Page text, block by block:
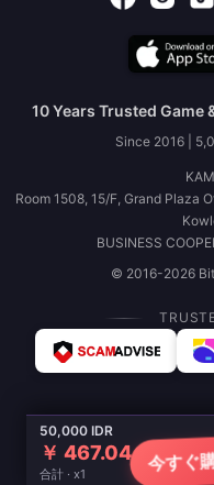
50,000 IDR
￥ 467.04
合計 · x1
今すぐ
10 Years Trusted Game
Since 2016 |
Room 1508, 15/F, Grand Plaza
BUSINESS
© 2016-2026